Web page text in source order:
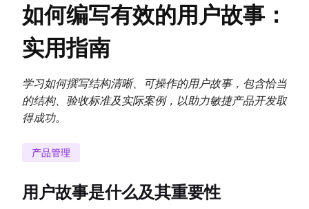
如何编写有效的用户故事：
实用指南
学习如何撰写结构清晰、可操作的用户故事，包含恰当
的结构、验收标准及实际案例，以助力敏捷产品开发取
得成功。
产品管理
用户故事是什么及其重要性